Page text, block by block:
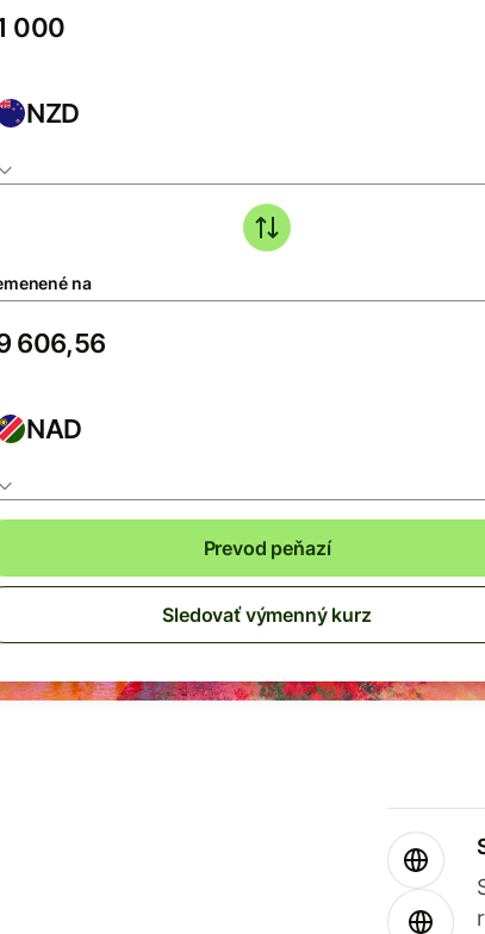
NZD
na
NAD
Prevod peňazí
Sledovať výmenný kurz